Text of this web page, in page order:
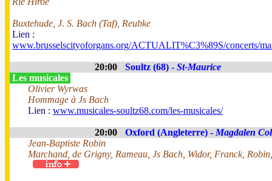
Buxtehude, J. S. Bach (Taf), Reubke
Lien :
www.brusselscityoforgans.org/ACTUALIT%C3%89S/concerts/
20:00 Soultz (68) - St-Maurice
Les musicales
Olivier Wyrwas
Hommage à Js Bach
Lien : www.musicales-soultz68.com/les-musicales/
20:00 Oxford (Angleterre) - Magdalen
Jean-Baptiste Robin
Marchand, de Grigny, Rameau, Js Bach, Widor, Franck,